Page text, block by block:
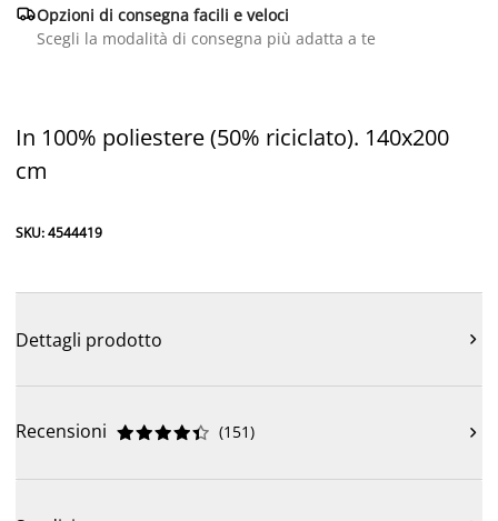
Opzioni di consegna facili e veloci
Scegli la modalità di consegna più adatta a te
In 100% poliestere (50% riciclato). 140x200
cm
SKU: 4544419
Dettagli prodotto 
Recensioni 




 (151) 